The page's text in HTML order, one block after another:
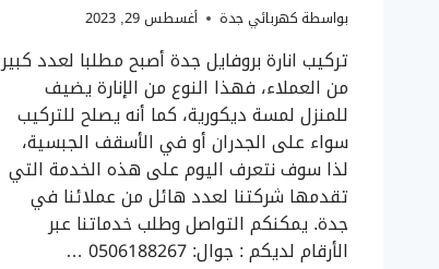
بواسطة كهربائي جدة أغسطس 29, 2023
تركيب انارة بروفايل جدة أصبح مطلبا لعدد كبير
من العملاء، فهذا النوع من الإنارة يضيف
للمنزل لمسة ديكورية، كما أنه يصلح للتركيب
سواء على الجدران أو في الأسقف الجبسية،
لذا سوف نتعرف اليوم على هذه الخدمة التي
تقدمها شركتنا لعدد هائل من عملائنا في
جدة. يمكنكم التواصل وطلب خدماتنا عبر
الأرقام لديكم : جوال: 0506188267 …